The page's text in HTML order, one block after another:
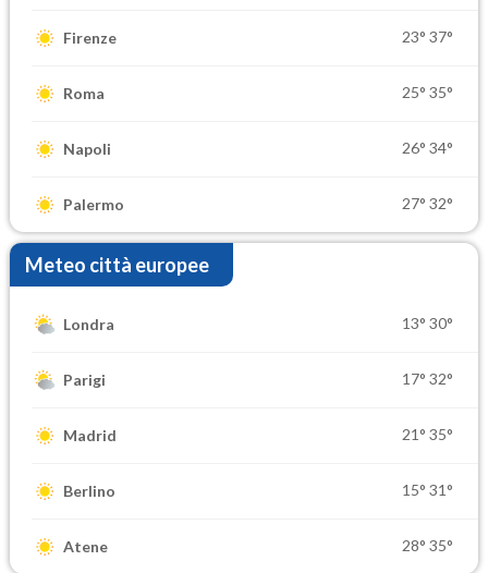
Firenze 23° 37°
Roma 25° 35°
Napoli 26° 34°
Palermo 27° 32°
Meteo città europee
Londra 13° 30°
Parigi 17° 32°
Madrid 21° 35°
Berlino 15° 31°
Atene 28° 35°